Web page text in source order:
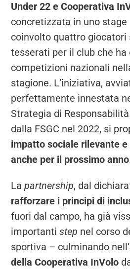
Under 22 e Cooperativa
concretizzata in uno stage
coinvolto quattro giocatori
tesserati per il club che
competizioni nazionali
stagione. L’iniziativa,
perfettamente innestata
Strategia di
dalla FSGC nel 2022, si
impatto sociale rilevante e
anche per il prossimo anno
Lapartnership, dal
rafforzare i principi di
fuori dal campo, ha già
importantistep nel corso
sportiva – culminando nell’
della Cooperativa InVolo